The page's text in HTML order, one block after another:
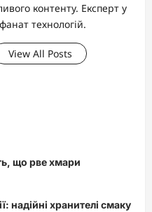
контенту. Експерт у
технологій.
View All Posts
що рве хмари
надійні хранителі смаку